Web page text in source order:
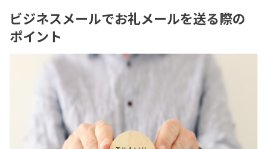
ビジネスメールでお礼メールを送る際の
ポイント